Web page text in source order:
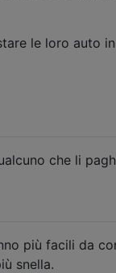
le loro auto
che li
più facili da
snella.